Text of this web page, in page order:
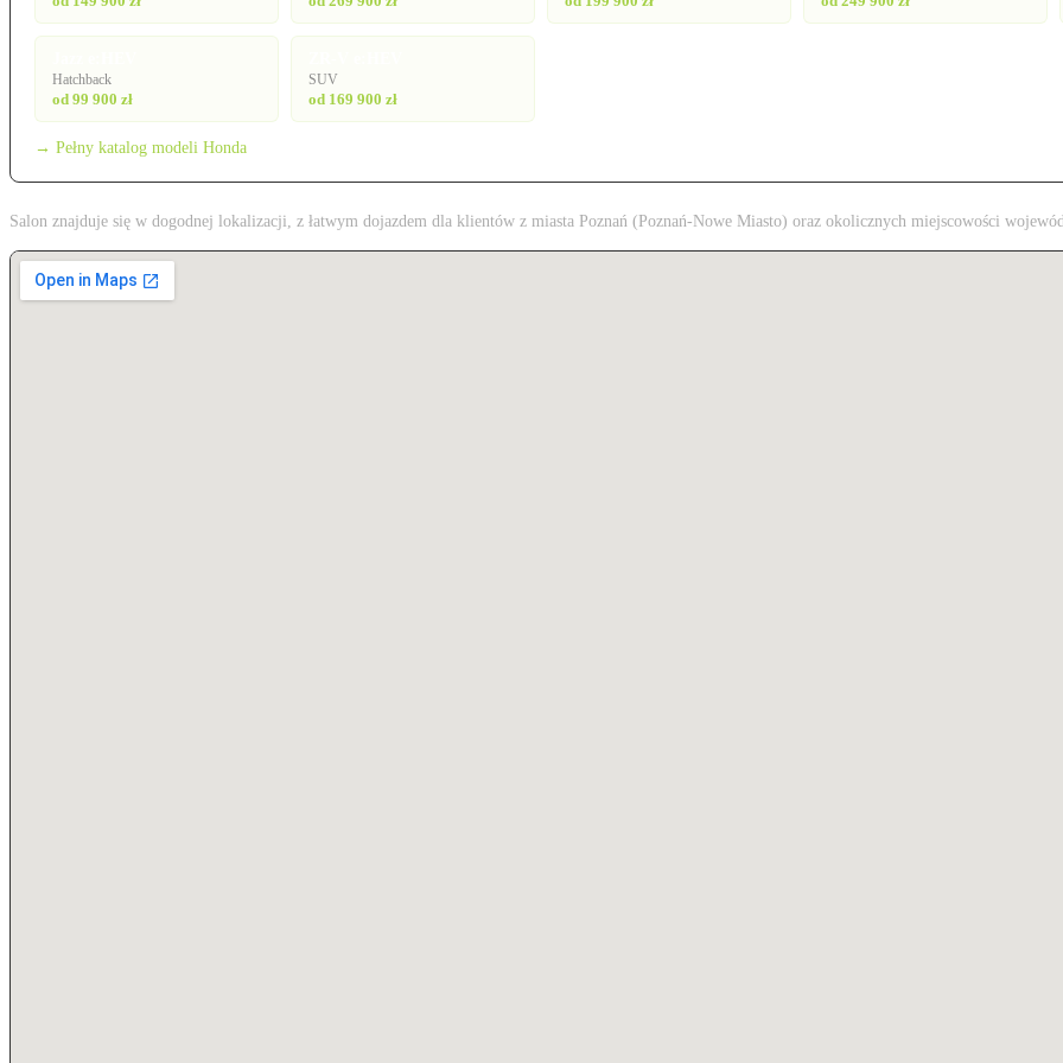
Hatchback
od 99 900 zł
SUV
od 169 900 zł
→ Pełny katalog modeli Honda
Salon znajduje się w dogodnej lokalizacji, z łatwym dojazdem dla klientów z miasta Poznań (Poznań-Nowe Miasto) oraz okolicznych miejscowości